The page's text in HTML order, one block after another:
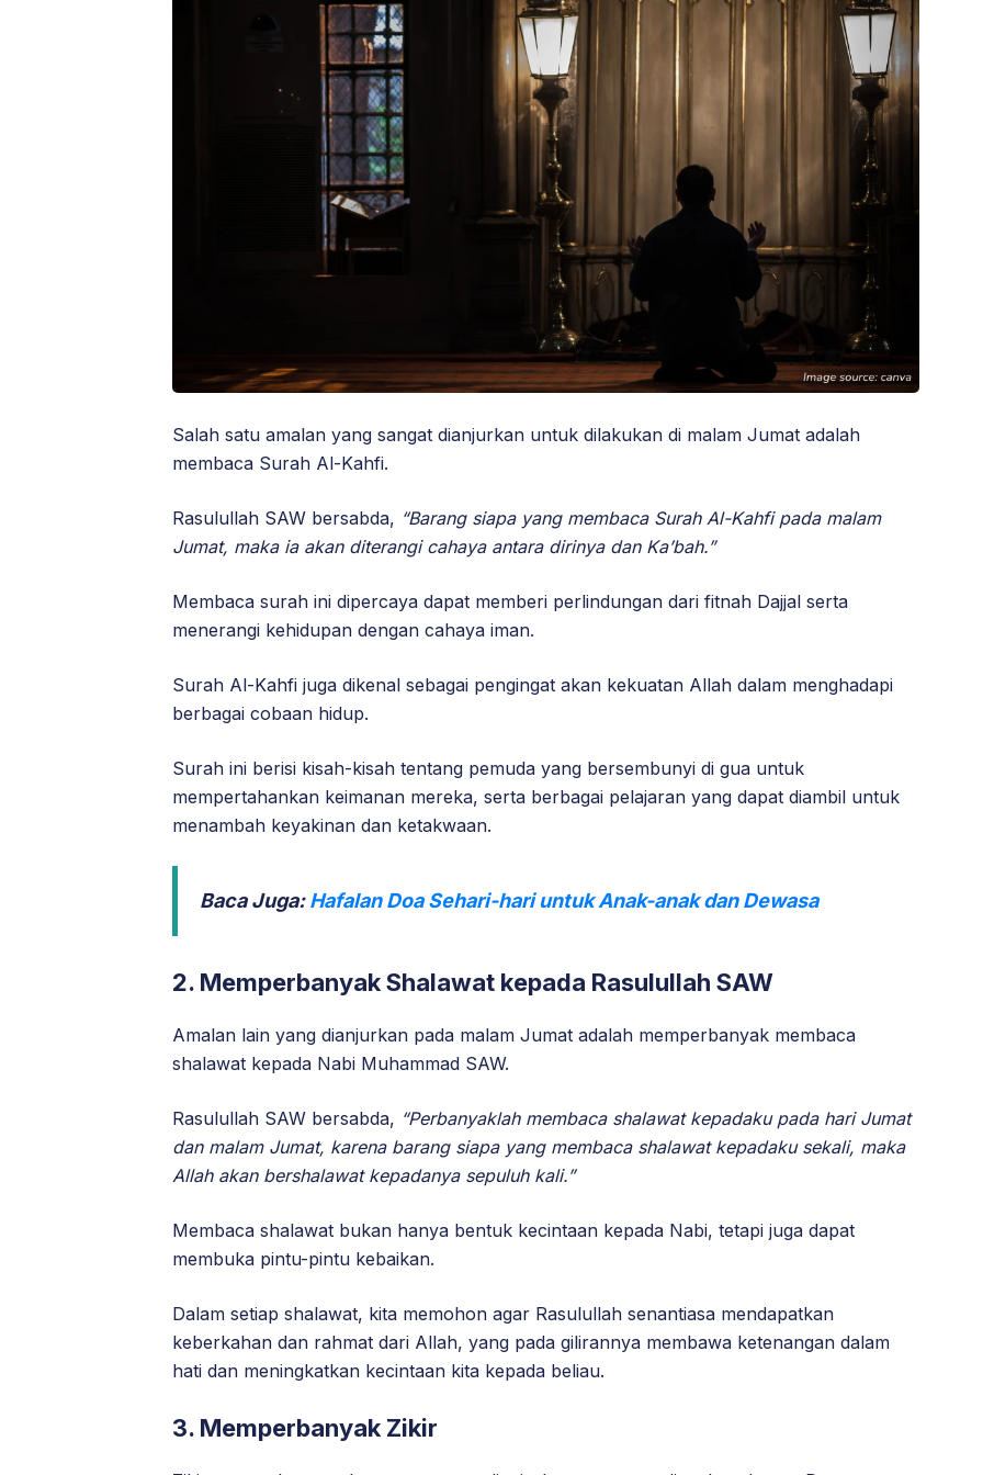
Salah satu amalan yang sangat dianjurkan untuk dilakukan di malam Jumat adalah
membaca Surah Al-Kahfi.
Rasulullah SAW bersabda, “Barang siapa yang membaca Surah Al-Kahfi pada malam
Jumat, maka ia akan diterangi cahaya antara dirinya dan Ka’bah.”
Membaca surah ini dipercaya dapat memberi perlindungan dari fitnah Dajjal serta
menerangi kehidupan dengan cahaya iman.
Surah Al-Kahfi juga dikenal sebagai pengingat akan kekuatan Allah dalam menghadapi
berbagai cobaan hidup.
Surah ini berisi kisah-kisah tentang pemuda yang bersembunyi di gua untuk
mempertahankan keimanan mereka, serta berbagai pelajaran yang dapat diambil untuk
menambah keyakinan dan ketakwaan.
Baca Juga:Hafalan Doa Sehari-hari untuk Anak-anak dan Dewasa
2. Memperbanyak Shalawat kepada Rasulullah SAW
Amalan lain yang dianjurkan pada malam Jumat adalah memperbanyak membaca
shalawat kepada Nabi Muhammad SAW.
Rasulullah SAW bersabda, “Perbanyaklah membaca shalawat kepadaku pada hari Jumat
dan malam Jumat, karena barang siapa yang membaca shalawat kepadaku sekali, maka
Allah akan bershalawat kepadanya sepuluh kali.”
Membaca shalawat bukan hanya bentuk kecintaan kepada Nabi, tetapi juga dapat
membuka pintu-pintu kebaikan.
Dalam setiap shalawat, kita memohon agar Rasulullah senantiasa mendapatkan
keberkahan dan rahmat dari Allah, yang pada gilirannya membawa ketenangan dalam
hati dan meningkatkan kecintaan kita kepada beliau.
3. Memperbanyak Zikir